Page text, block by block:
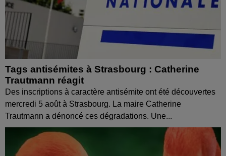
Tags antisémites à Strasbourg : Catherine
Trautmann réagit
Des inscriptions à caractère antisémite ont été découvertes
mercredi 5 août à Strasbourg. La maire Catherine
Trautmann a dénoncé ces dégradations. Une...